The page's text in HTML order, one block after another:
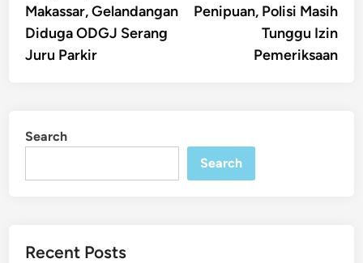
Makassar, Gelandangan
Diduga ODGJ Serang
Juru Parkir
Penipuan, Polisi Masih
Tunggu Izin
Pemeriksaan
Search
Search
Recent Posts